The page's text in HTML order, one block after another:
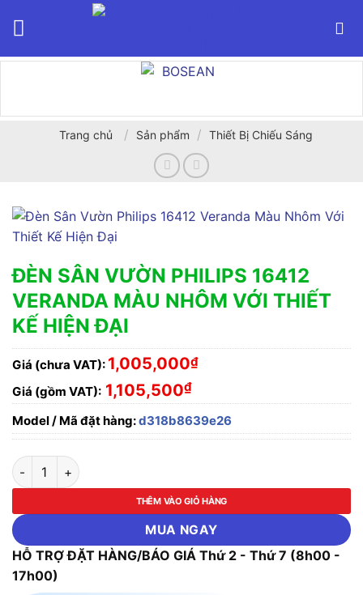
Trang chủ / Sản phẩm / Thiết Bị Chiếu Sáng
ĐÈN SÂN VƯỜN PHILIPS 16412
VERANDA MÀU NHÔM VỚI THIẾT
KẾ HIỆN ĐẠI
Giá (chưa VAT): 1,005,000₫
Giá (gồm VAT): 1,105,500₫
Model / Mã đặt hàng:d318b8639e26
ĐÈN SÂN VƯỜN PHILIPS 16412 VERANDA MÀU NHÔM VỚI
THÊM VÀO GIỎ HÀNG
MUA NGAY
HỖ TRỢ ĐẶT HÀNG/BÁO GIÁ Thứ 2 - Thứ 7 (8h00 -
17h00)